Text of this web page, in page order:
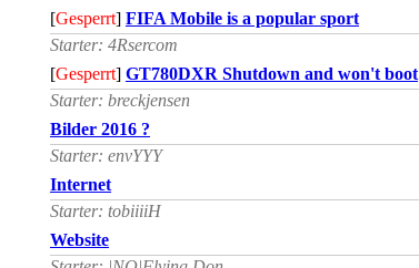
[Gesperrt] FIFA Mobile is a popular sport
Starter: 4Rsercom
[Gesperrt] GT780DXR Shutdown and won't boot
Starter: breckjensen
Bilder 2016 ?
Starter: envYYY
Internet
Starter: tobiiiiH
Website